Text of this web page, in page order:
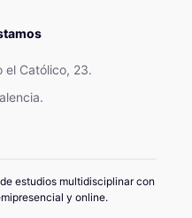
el Católico, 23.
estudios multidisciplinar con
y online.